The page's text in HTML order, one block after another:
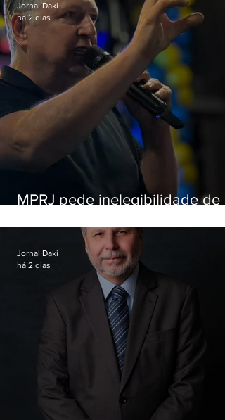
MPRJ pede inelegibilidade de
Jornal Daki
há 2 dias
Jornal Daki
há 2 dias